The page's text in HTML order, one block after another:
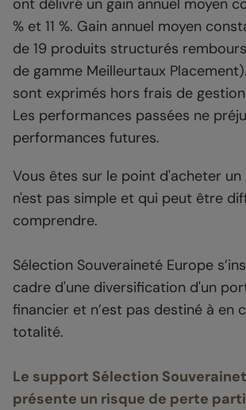
ont délivré un gain annuel moyen
% et 11 %. Gain annuel moyen
de 19 produits structurés
de gamme Meilleurtaux
sont exprimés hors frais de
Les performances passées ne
performances futures.
Vous êtes sur le point d'acheter
n'est pas simple et qui peut être
comprendre.
Sélection Souveraineté Europe
cadre d'une diversification d'un
financier et n’est pas destiné à en
totalité.
Le support Sélection
présente un risque de perte